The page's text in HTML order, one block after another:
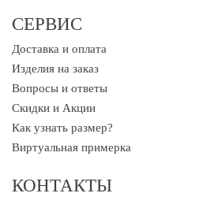
СЕРВИС
Доставка и оплата
Изделия на заказ
Вопросы и ответы
Скидки и Акции
Как узнать размер?
Виртуальная примерка
КОНТАКТЫ